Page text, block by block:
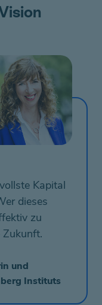
Kapital
dieses
zu
und
Instituts